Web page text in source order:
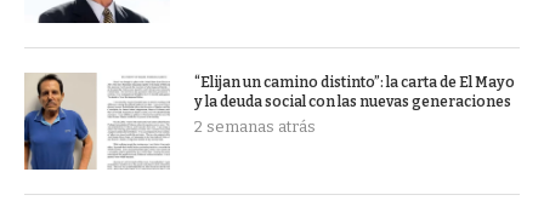
“Elijan un camino distinto”: la carta de El Mayo
y la deuda social con las nuevas generaciones
2 semanas atrás